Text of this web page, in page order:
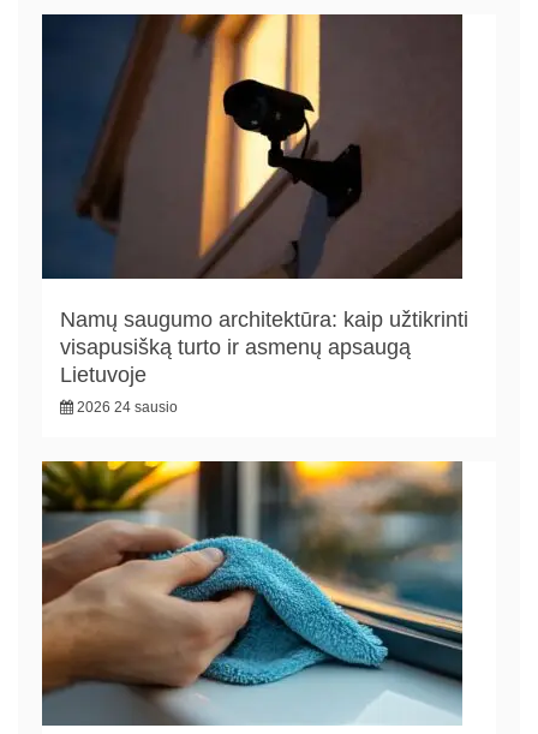
Namų saugumo architektūra: kaip užtikrinti
visapusišką turto ir asmenų apsaugą
Lietuvoje
2026 24 sausio